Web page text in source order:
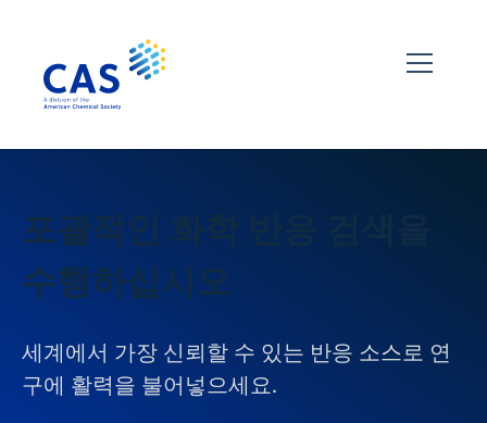
포괄적인 화학 반응 검색을
수행하십시오
세계에서 가장 신뢰할 수 있는 반응 소스로 연
구에 활력을 불어넣으세요.